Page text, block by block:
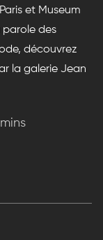
et Museum
parole des
découvrez
la galerie Jean